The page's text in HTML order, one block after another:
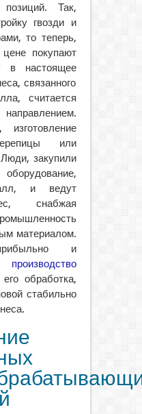
позиций. Так,
гвозди и
то теперь,
покупают
в настоящее
связанного
считается
или
закупили
и ведут
снабжая
материалом.
и
производство
обработка,
стабильно